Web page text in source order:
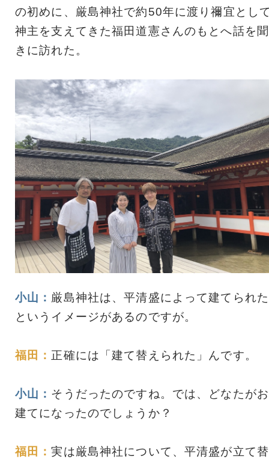
の初めに、厳島神社で約50年に渡り禰宜とし
神主を支えてきた福田道憲さんのもとへ話を聞
きに訪れた。
小山： 厳島神社は、平清盛によって建てられた
というイメージがあるのですが。
福田： 正確には「建て替えられた」んです。
小山： そうだったのですね。では、どなたがお
建てになったのでしょうか？
福田：実は厳島神社について、平清盛が立て替